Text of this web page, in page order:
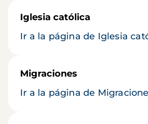
Iglesia católica
Ir a la página de Iglesia
Migraciones
Ir a la página de